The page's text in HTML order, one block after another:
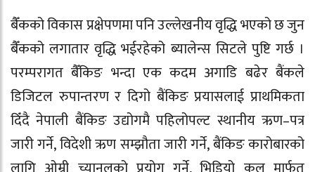
बैँकको विकास प्रक्षेपणमा पनि उल्लेखनीय वृद्धि भएको छ जुन
बैँकको लगातार वृद्धि भईरहेको ब्यालेन्स सिटले पुष्टि गर्छ ।
परम्परागत बैँकिङ भन्दा एक कदम अगाडि बढेर बैंकले
डिजिटल रुपान्तरण र दिगो बैंकिङ प्रयासलाई प्राथमिकता
दिँदै नेपाली बैंकिङ उद्योगमै पहिलोपल्ट स्थानीय ऋण–पत्र
जारी गर्ने, विदेशी ऋण सम्झौता जारी गर्ने, बैंकिङ कारोबारको